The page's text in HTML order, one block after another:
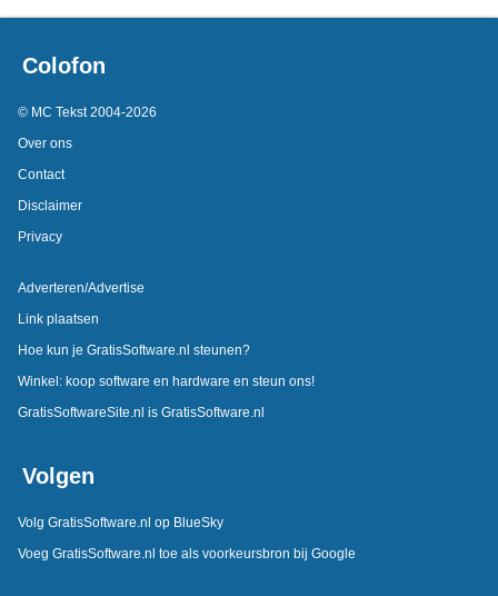
Colofon
© MC Tekst 2004-2026
Over ons
Contact
Disclaimer
Privacy
Adverteren/Advertise
Link plaatsen
Hoe kun je GratisSoftware.nl steunen?
Winkel: koop software en hardware en steun ons!
GratisSoftwareSite.nl is GratisSoftware.nl
Volgen
Volg GratisSoftware.nl op BlueSky
Voeg GratisSoftware.nl toe als voorkeursbron bij Google